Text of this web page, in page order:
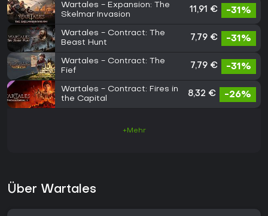
Wartales - Expansion: The
Skelmar Invasion
11,91 € -31%
Wartales - Contract: The
Beast Hunt
7,79 € -31%
Wartales - Contract: The
Fief
7,79 € -31%
Wartales - Contract: Fires in
the Capital
8,32 € -26%
+Mehr
Über Wartales